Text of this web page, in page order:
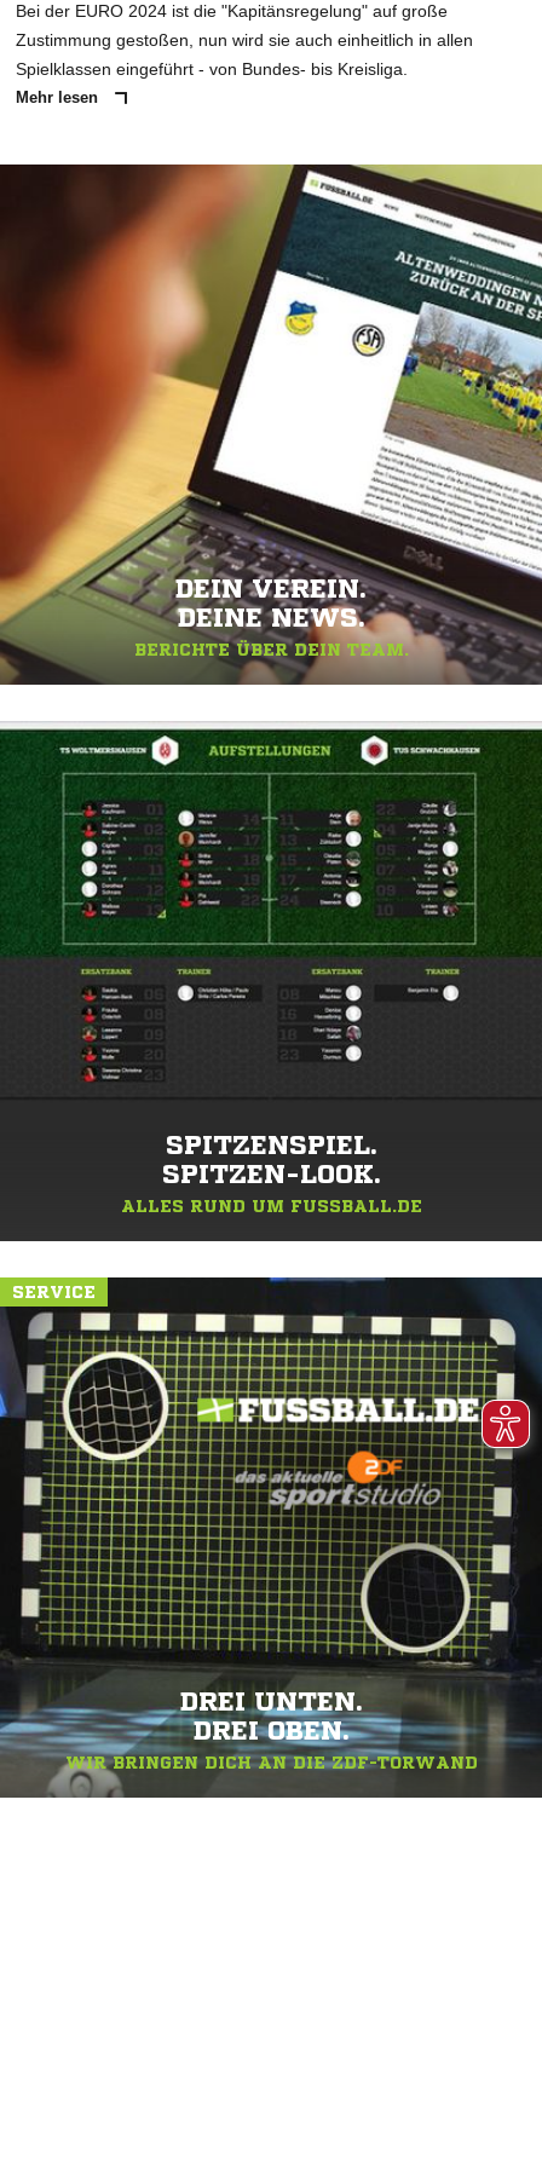
Bei der EURO 2024 ist die "Kapitänsregelung" auf große
Zustimmung gestoßen, nun wird sie auch einheitlich in allen
Spielklassen eingeführt - von Bundes- bis Kreisliga.
Mehr lesen
DEIN VEREIN.
DEINE NEWS.
BERICHTE ÜBER DEIN TEAM.
SPITZENSPIEL.
SPITZEN-LOOK.
ALLES RUND UM FUSSBALL.DE
SERVICE
DREI UNTEN.
DREI OBEN.
WIR BRINGEN DICH AN DIE ZDF-TORWAND